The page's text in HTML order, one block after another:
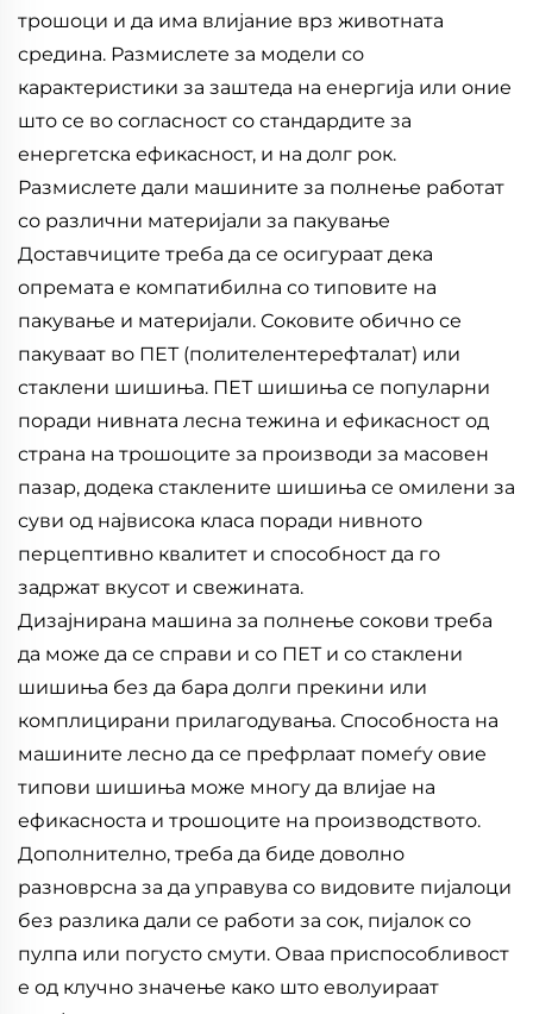
трошоци и да има влијание врз животната
средина. Размислете за модели со
карактеристики за заштеда на енергија или оние
што се во согласност со стандардите за
енергетска ефикасност, и на долг рок.
Размислете дали машините за полнење работат
со различни материјали за пакување
Доставчиците треба да се осигураат дека
опремата е компатибилна со типовите на
пакување и материјали. Соковите обично се
пакуваат во ПЕТ (полителентерефталат) или
стаклени шишиња. ПЕТ шишиња се популарни
поради нивната лесна тежина и ефикасност од
страна на трошоците за производи за масовен
пазар, додека стаклените шишиња се омилени за
суви од највисока класа поради нивното
перцептивно квалитет и способност да го
задржат вкусот и свежината.
Дизајнирана машина за полнење сокови треба
да може да се справи и со ПЕТ и со стаклени
шишиња без да бара долги прекини или
комплицирани прилагодувања. Способноста на
машините лесно да се префрлаат помеѓу овие
типови шишиња може многу да влијае на
ефикасноста и трошоците на производството.
Дополнително, треба да биде доволно
разноврсна за да управува со видовите пијалоци
без разлика дали се работи за сок, пијалок со
пулпа или погусто смути. Оваа приспособливост
е од клучно значење како што еволуираат